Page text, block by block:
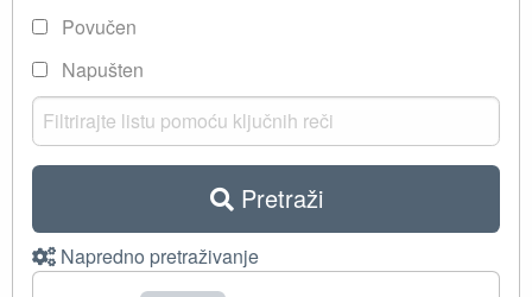
Povučen
Napušten
Pretraži
Napredno pretraživanje